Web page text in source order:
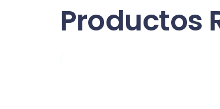
Productos